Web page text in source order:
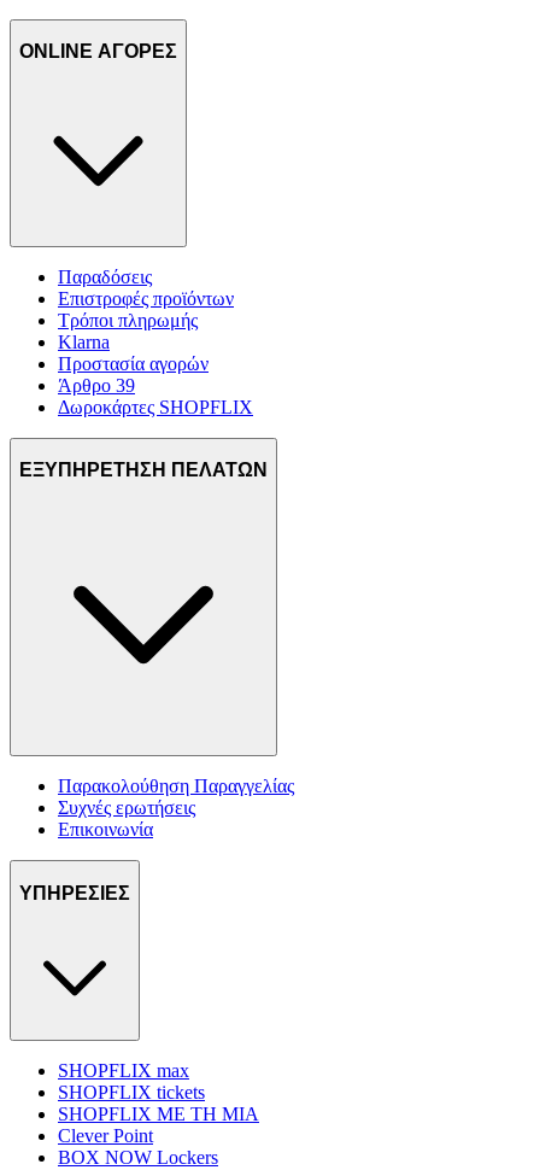
ONLINE ΑΓΟΡΕΣ
Παραδόσεις
Επιστροφές προϊόντων
Τρόποι πληρωμής
Klarna
Προστασία αγορών
Άρθρο 39
Δωροκάρτες SHOPFLIX
ΕΞΥΠΗΡΕΤΗΣΗ ΠΕΛΑΤΩΝ
Παρακολούθηση Παραγγελίας
Συχνές ερωτήσεις
Επικοινωνία
ΥΠΗΡΕΣΙΕΣ
SHOPFLIX max
SHOPFLIX tickets
SHOPFLIX ΜΕ ΤΗ ΜΙΑ
Clever Point
BOX NOW Lockers